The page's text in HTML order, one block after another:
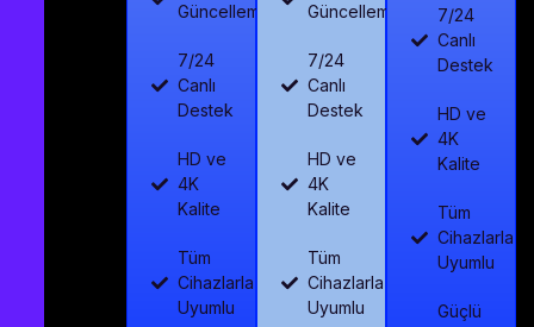
Güncelleme
7/24
Canlı
Destek
HD ve
4K
Kalite
Tüm
Cihazlarla
Uyumlu
Güncelleme
7/24
Canlı
Destek
HD ve
4K
Kalite
Tüm
Cihazlarla
Uyumlu
7/24
Canlı
Destek
HD ve
4K
Kalite
Tüm
Cihazlarla
Uyumlu
Güçlü